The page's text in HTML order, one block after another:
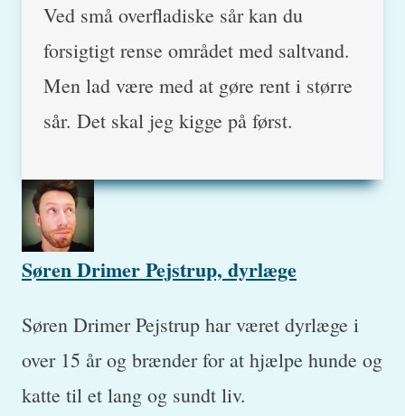
Ved små overfladiske sår kan du
forsigtigt rense området med saltvand.
Men lad være med at gøre rent i større
sår. Det skal jeg kigge på først.
Søren Drimer Pejstrup, dyrlæge
Søren Drimer Pejstrup har været dyrlæge i
over 15 år og brænder for at hjælpe hunde og
katte til et lang og sundt liv.